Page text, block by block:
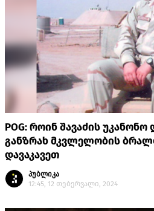
POG: როინ შავაძის უკანონო
განზრახ მკვლელობის
დავაკავეთ
პუბლიკა
12:45, 12 თებერვალი, 2024